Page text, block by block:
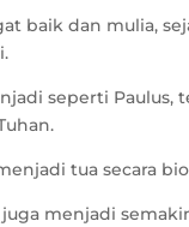
baik dan mulia,
seperti Paulus,
tua secara
menjadi